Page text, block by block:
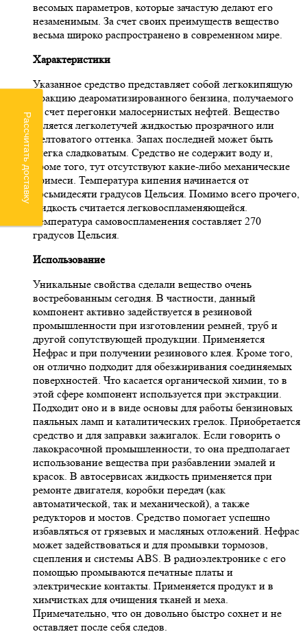
весомых параметров, которые зачастую делают его
незаменимым. За счет своих преимуществ вещество
весьма широко распространено в современном мире.
Характеристики
Указанное средство представляет собой легкокипящую
фракцию деароматизированного бензина, получаемого
за счет перегонки малосернистых нефтей. Вещество
является легколетучей жидкостью прозрачного или
желтоватого оттенка. Запах последней может быть
слегка сладковатым. Средство не содержит воду и,
кроме того, тут отсутствуют какие-либо механические
примеси. Температура кипения начинается от
восьмидесяти градусов Цельсия. Помимо всего прочего,
жидкость считается легковоспламеняющейся.
Температура самовоспламенения составляет 270
градусов Цельсия.
Использование
Уникальные свойства сделали вещество очень
востребованным сегодня. В частности, данный
компонент активно задействуется в резиновой
промышленности при изготовлении ремней, труб и
другой сопутствующей продукции. Применяется
Нефрас и при получении резинового клея. Кроме того,
он отлично подходит для обезжиривания соединяемых
поверхностей. Что касается органической химии, то в
этой сфере компонент используется при экстракции.
Подходит оно и в виде основы для работы бензиновых
паяльных ламп и каталитических грелок. Приобретается
средство и для заправки зажигалок. Если говорить о
лакокрасочной промышленности, то она предполагает
использование вещества при разбавлении эмалей и
красок. В автосервисах жидкость применяется при
ремонте двигателя, коробки передач (как
автоматической, так и механической), а также
редукторов и мостов. Средство помогает успешно
избавляться от грязевых и масляных отложений. Нефрас
может задействоваться и для промывки тормозов,
сцепления и системы ABS. В радиоэлектронике с его
помощью промываются печатные платы и
электрические контакты. Применяется продукт и в
химчистках для очищения тканей и меха.
Примечательно, что он довольно быстро сохнет и не
оставляет после себя следов.
Рассчитать доставку